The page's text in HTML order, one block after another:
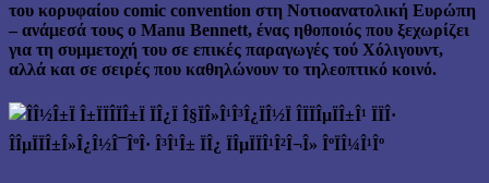
του κορυφαίου comic convention στη Νοτιοανατολική Ευρώπη
– ανάμεσά τους ο Manu Bennett, ένας ηθοποιός που ξεχωρίζει
για τη συμμετοχή του σε επικές παραγωγές τού Χόλιγουντ,
αλλά και σε σειρές που καθηλώνουν το τηλεοπτικό κοινό.